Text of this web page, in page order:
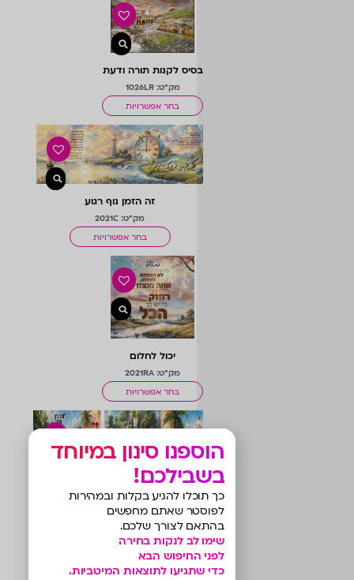
בסיס לקנות תורה ודעת
מק"ט: 1026LR
בחר אפשרויות
זה הזמן נוף רגוע
מק"ט: 2021C
בחר אפשרויות
יכול לחלום
מק"ט: 2021RA
בחר אפשרויות
עין טובה מחודש מחולק
מק"ט: 51000C_D
בחר אפשרויות
הוספנו סינון במיוחד
בשבילכם!
כך תוכלו להגיע בקלות ובמהירות
לפוסטר שאתם מחפשים
בהתאם לצורך שלכם.
שימו לב לנקות בחירה
לפני החיפוש הבא
כדי שתגיעו לתוצאות המיטביות.